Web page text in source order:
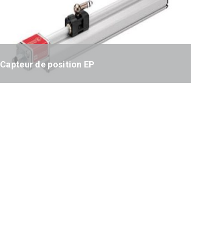
Capteur de position EP